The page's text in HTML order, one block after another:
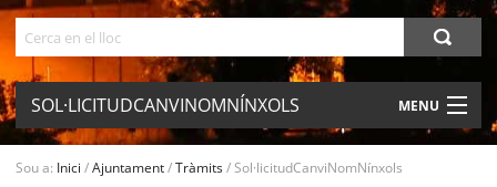
SOL·LICITUDCANVINOMNÍNXOLS MENU
Sou a: Inici /Ajuntament/Tràmits/Sol·licitudCanviNomNínxols